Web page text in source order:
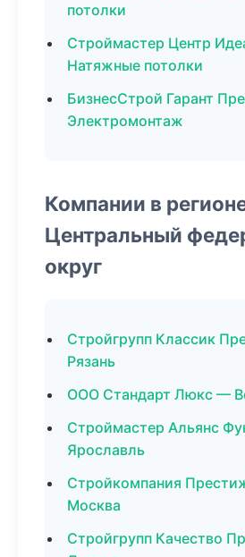
потолки
Строймастер Центр
Натяжные потолки
БизнесСтрой Гарант
Электромонтаж
Компании в
Центральный
округ
Стройгрупп Классик
Рязань
ООО Стандарт Люкс —
Строймастер Альянс
Ярославль
Стройкомпания
Москва
Стройгрупп Качество